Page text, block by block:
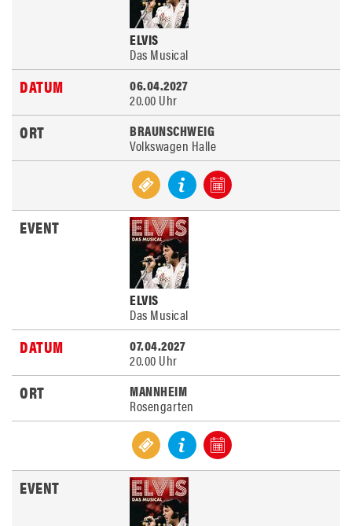
ELVIS
Das Musical
06.04.2027
20.00 Uhr
BRAUNSCHWEIG
Volkswagen Halle
ELVIS
Das Musical
07.04.2027
20.00 Uhr
MANNHEIM
Rosengarten